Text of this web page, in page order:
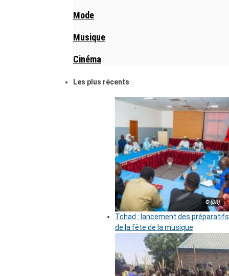
Mode
Musique
Cinéma
Les plus récents
© (DR)
Tchad : lancement des préparatifs
de la fête de la musique